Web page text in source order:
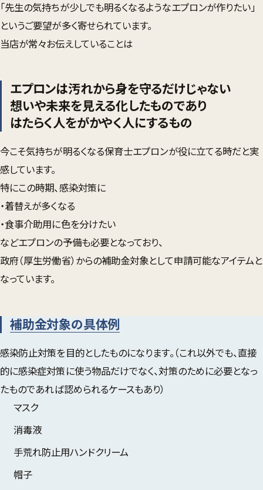
「先生の気持ちが少しでも明るくなるようなエプロンが作りたい」
というご要望が多く寄せられています。
当店が常々お伝えしていることは
エプロンは汚れから身を守るだけじゃない
想いや未来を見える化したものであり
はたらく人をがかやく人にするもの
今こそ気持ちが明るくなる保育士エプロンが役に立てる時だと実
感しています。
特にこの時期、感染対策に
・着替えが多くなる
・食事介助用に色を分けたい
などエプロンの予備も必要となっており、
政府（厚生労働省）からの補助金対象として申請可能なアイテムと
なっています。
補助金対象の具体例
感染防止対策を目的としたものになります。（これ以外でも、直接
的に感染症対策に使う物品だけでなく、対策のために必要となっ
たものであれば認められるケースもあり）
マスク
消毒液
手荒れ防止用ハンドクリーム
帽子